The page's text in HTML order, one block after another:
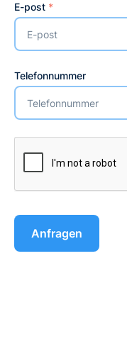
E-post *
Telefonnummer